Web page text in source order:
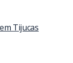
Tijucas